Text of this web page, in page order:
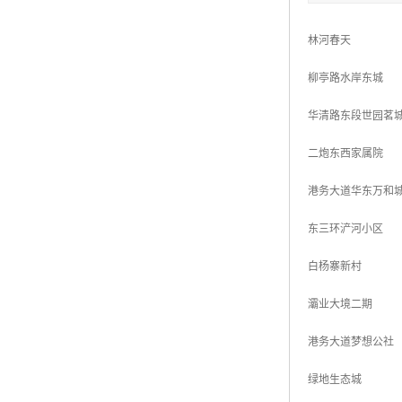
林河春天
柳亭路水岸东城
华清路东段世园茗
二炮东西家属院
港务大道华东万和
东三环浐河小区
白杨寨新村
灞业大境二期
港务大道梦想公社
绿地生态城